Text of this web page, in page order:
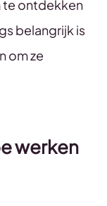
te ontdekken
belangrijk is
om ze
werken